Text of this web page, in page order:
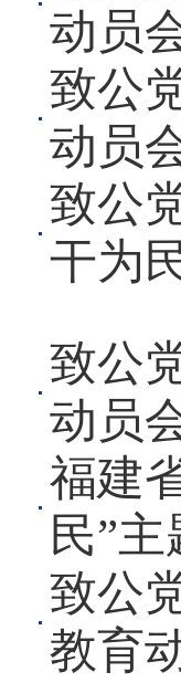
动员
致公
动员
致公
干为
致公
动员
福建
民”
致公
教育